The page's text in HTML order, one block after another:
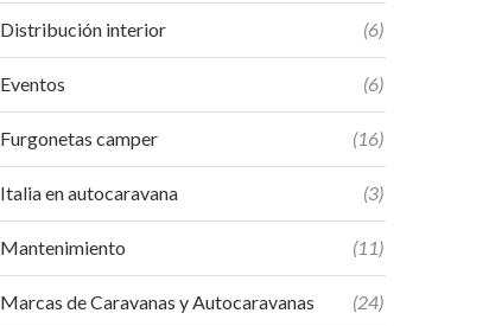
Distribución interior (6)
Eventos (6)
Furgonetas camper (16)
Italia en autocaravana (3)
Mantenimiento (11)
Marcas de Caravanas y Autocaravanas (24)